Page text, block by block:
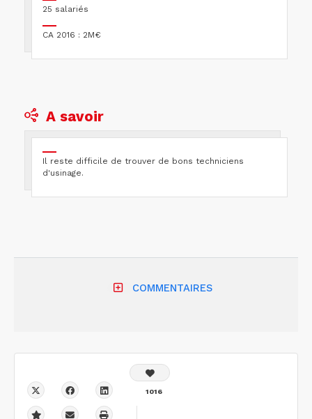
25 salariés
CA 2016 : 2M€
A savoir
Il reste difficile de trouver de bons techniciens
d'usinage.
COMMENTAIRES
1016